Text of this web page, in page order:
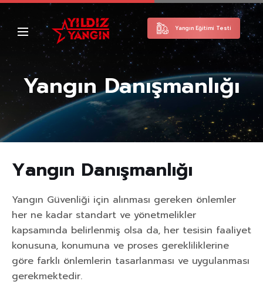
Yangın Eğitimi Testi
Yangın Danışmanlığı
Yangın Danışmanlığı
Yangın Güvenliği için alınması gereken önlemler
her ne kadar standart ve yönetmelikler
kapsamında belirlenmiş olsa da, her tesisin faaliyet
konusuna, konumuna ve proses gerekliliklerine
göre farklı önlemlerin tasarlanması ve uygulanması
gerekmektedir.